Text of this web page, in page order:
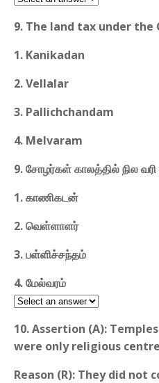
9. The land tax under the
1. Kanikadan
2. Vellalar
3. Pallichchandam
4. Melvaram
9. சோழர்கள் காலத்தில் நில
1. காணிகடன்
2. வெள்ளாளர்
3. பள்ளிச்சந்தம்
4. மேல்வரம்
10. Assertion (A):
were only religious
Reason (R): They did